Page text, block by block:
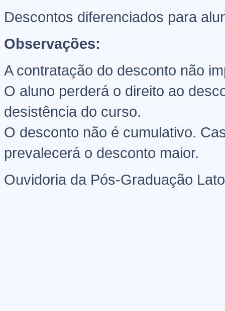
Descontos diferenciados para
Observações:
A contratação do desconto não
O aluno perderá o direito ao
desistência do curso.
O desconto não é cumulativo.
prevalecerá o desconto maior.
Ouvidoria da Pós-Graduação